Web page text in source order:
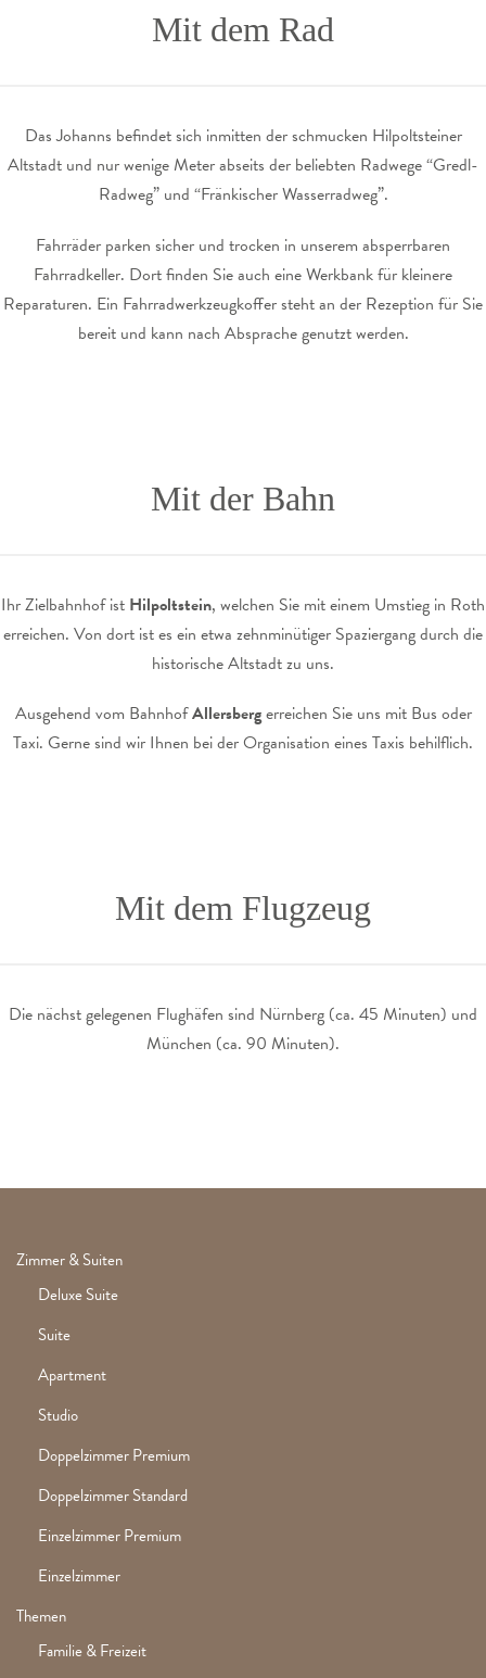
Mit dem Rad
Das Johanns befindet sich inmitten der schmucken Hilpoltsteiner
Altstadt und nur wenige Meter abseits der beliebten Radwege “Gredl-
Radweg” und “Fränkischer Wasserradweg”.
Fahrräder parken sicher und trocken in unserem absperrbaren
Fahrradkeller. Dort finden Sie auch eine Werkbank für kleinere
Reparaturen. Ein Fahrradwerkzeugkoffer steht an der Rezeption für Sie
bereit und kann nach Absprache genutzt werden.
Mit der Bahn
Ihr Zielbahnhof ist Hilpoltstein, welchen Sie mit einem Umstieg in Roth
erreichen. Von dort ist es ein etwa zehnminütiger Spaziergang durch die
historische Altstadt zu uns.
Ausgehend vom BahnhofAllersbergerreichen Sie uns mit Bus oder
Taxi. Gerne sind wir Ihnen bei der Organisation eines Taxis behilflich.
Mit dem Flugzeug
Die nächst gelegenen Flughäfen sind Nürnberg (ca. 45 Minuten) und
München (ca. 90 Minuten).
Zimmer & Suiten
Deluxe Suite
Suite
Apartment
Studio
Doppelzimmer Premium
Doppelzimmer Standard
Einzelzimmer Premium
Einzelzimmer
Themen
Familie & Freizeit